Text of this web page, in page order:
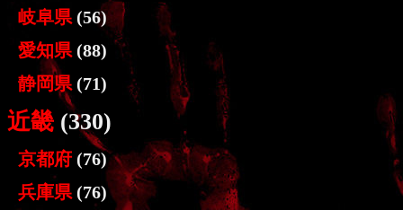
岐阜県 (56)
愛知県 (88)
静岡県 (71)
近畿 (330)
京都府 (76)
兵庫県 (76)